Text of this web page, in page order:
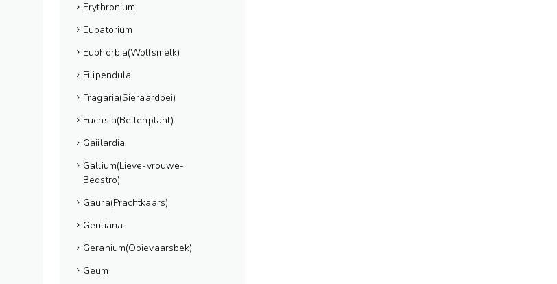
Erythronium
Eupatorium
Euphorbia(Wolfsmelk)
Filipendula
Fragaria(Sieraardbei)
Fuchsia(Bellenplant)
Gaiilardia
Gallium(Lieve-vrouwe-
Bedstro)
Gaura(Prachtkaars)
Gentiana
Geranium(Ooievaarsbek)
Geum